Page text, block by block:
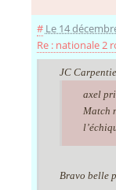
# Le 14
Re : nationale 2
JC
axel
Match
Bravo belle